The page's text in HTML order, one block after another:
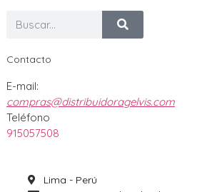
Contacto
E-mail:
compras@distribuidoragelvis.com
Teléfono
915057508
Lima - Perú